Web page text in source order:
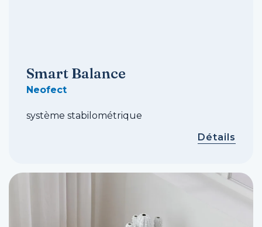
Smart Balance
Neofect
système stabilométrique
Détails